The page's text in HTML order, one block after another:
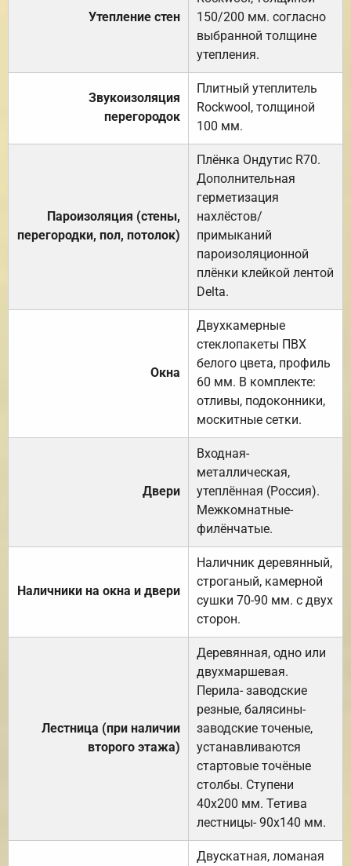
Утепление стен
150/200 мм. согласно
выбранной толщине
утепления.
Звукоизоляция
перегородок
Плитный утеплитель
Rockwool, толщиной
100 мм.
Пароизоляция (стены,
перегородки, пол, потолок)
Плёнка Ондутис R70.
Дополнительная
герметизация
нахлёстов/
примыканий
пароизоляционной
плёнки клейкой лентой
Delta.
Окна
Двухкамерные
стеклопакеты ПВХ
белого цвета, профиль
60 мм. В комплекте:
отливы, подоконники,
москитные сетки.
Двери
Входная-
металлическая,
утеплённая (Россия).
Межкомнатные-
филёнчатые.
Наличники на окна и двери
Наличник деревянный,
строганый, камерной
сушки 70-90 мм. с двух
сторон.
Лестница (при наличии
второго этажа)
Деревянная, одно или
двухмаршевая.
Перила- заводские
резные, балясины-
заводские точеные,
устанавливаются
стартовые точёные
столбы. Ступени
40х200 мм. Тетива
лестницы- 90х140 мм.
Двускатная, ломаная